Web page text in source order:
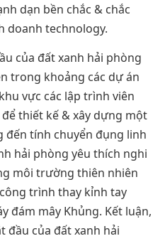
dạn bền chắc & chắc
doanh technology.
của đất xanh hải phòng
trong khoảng các dự án
vực các lập trình viên
thiết kế & xây dựng một
đến tính chuyển đụng linh
hải phòng yêu thích nghi
môi trường thiên nhiên
trình thay kỉnh tay
đám mây Khủng. Kết luận,
đầu của đất xanh hải